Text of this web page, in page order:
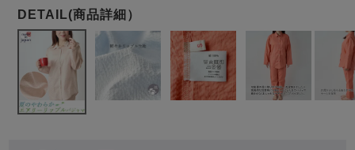
売れ筋ランキング
売れ筋ランキング
- Item Ranking -
- New Arrival -
目的別でさがす一覧はこちら
すべてのメン
ズ
パジャマ
前開き かぶり スリーパー